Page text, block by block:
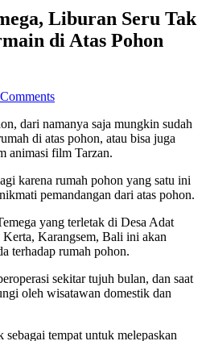
Liburan Seru Tak
di Atas Pohon
dari namanya saja mungkin sudah
di atas pohon, atau bisa juga
animasi film Tarzan.
karena rumah pohon yang satu ini
pemandangan dari atas pohon.
yang terletak di Desa Adat
Karangsem, Bali ini akan
terhadap rumah pohon.
sekitar tujuh bulan, dan saat
oleh wisatawan domestik dan
tempat untuk melepaskan